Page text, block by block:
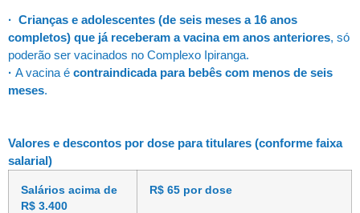
· Crianças e adolescentes (de seis meses a 16 anos
completos) que já receberam a vacina em anos anteriores, só
poderão ser vacinados no Complexo Ipiranga.
· A vacina é contraindicada para bebês com menos de seis
meses.
Valores e descontos por dose para titulares (conforme faixa
salarial)
Salários acima de
R$ 3.400
R$ 65 por dose